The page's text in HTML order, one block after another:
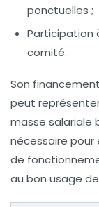
ponctuelles ;
Participation
comité.
Son
peut
masse salariale
nécessaire
de
au bon usage